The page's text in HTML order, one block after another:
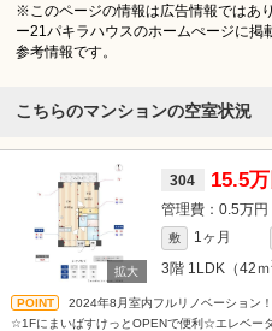
※このページの情報は広告情報ではあ
ー21パキラハウスのホームぺージに掲
参考情報です。
こちらのマンションの空室状況
304 15.5万
0.5万円
敷 1ヶ月
3階 1LDK（42ｍ
2024年8月室内フルリノベーション
☆1FにまいばすけっとOPENで便利☆エレベー